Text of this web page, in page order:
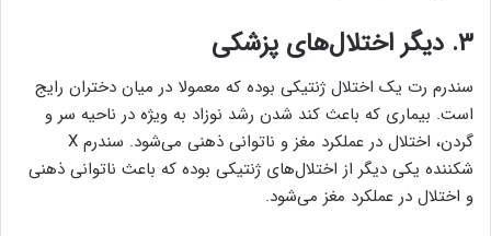
۳. دیگر اختلال‌های پزشکی
سندرم رت یک اختلال ژنتیکی بوده که معمولا در میان دختران رایج
است. بیماری که باعث کند شدن رشد نوزاد به ویژه در ناحیه سر و
گردن، اختلال در عملکرد مغز و ناتوانی ذهنی می‌شود. سندرم X
شکننده یکی دیگر از اختلال‌های ژنتیکی بوده که باعث ناتوانی ذهنی
و اختلال در عملکرد مغز می‌شود.